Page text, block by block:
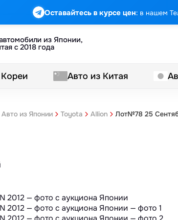
Оставайтесь в курсе цен: в нашем
из Японии,
с 2018 года
Авто из Китая
из Японии Toyota Allion Лот№78 25